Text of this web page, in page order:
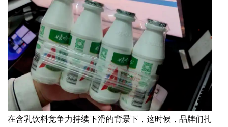
在含乳饮料竞争力持续下滑的背景下，这时候，品牌们扎